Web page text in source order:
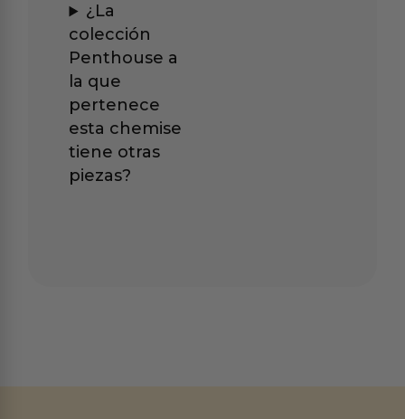
¿La
colección
Penthouse a
la que
pertenece
esta chemise
tiene otras
piezas?